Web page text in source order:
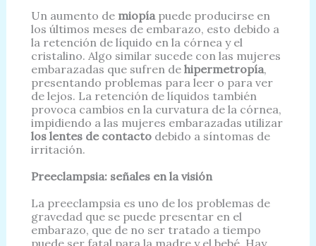
Un aumento de miopía puede producirse en
los últimos meses de embarazo, esto debido a
la retención de líquido en la córnea y el
cristalino. Algo similar sucede con las mujeres
embarazadas que sufren de hipermetropía,
presentando problemas para leer o para ver
de lejos. La retención de líquidos también
provoca cambios en la curvatura de la córnea,
impidiendo a las mujeres embarazadas utilizar
los lentes de contactodebido a síntomas de
irritación.
Preeclampsia: señales en la visión
La preeclampsia es uno de los problemas de
gravedad que se puede presentar en el
embarazo, que de no ser tratado a tiempo
puede ser fatal para la madre y el bebé. Hay